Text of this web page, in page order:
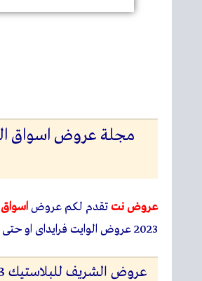
عروض نتتقدم لكم عروض
2023 عروض الوايت فرايداى او حتى نفاذ الكمية بجميع الفروع.
عروض الشريف للبلاستيك 2023